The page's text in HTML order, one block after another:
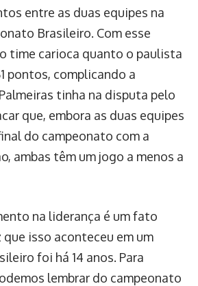
entre as duas equipes na
Brasileiro. Com esse
time carioca quanto o paulista
pontos, complicando a
tinha na disputa pelo
que, embora as duas equipes
do campeonato com a
ambas têm um jogo a menos a
na liderança é um fato
que isso aconteceu em um
foi há 14 anos. Para
lembrar do campeonato